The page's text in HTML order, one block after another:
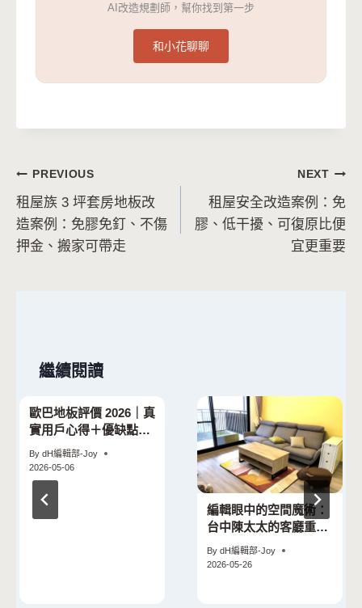
AI改造規劃師，幫你找到第一步
和小花聊聊
文
章
導
PREVIOUS
租屋族 3 坪套房地板改
造案例：免膠免釘、不傷
押金、搬家可帶走
NEXT
租屋安全改造案例：免
膠、低干擾、可復原比便
宜更重要
繼續閱讀
歐巴地板評價 2026｜真
實用戶心得＋優缺點完
整整理
By dH編輯部-Joy
2026-05-06
編輯眼中的空間魔術：
台中陳太太的客廳重生
By dH編輯部-Joy
2026-05-26